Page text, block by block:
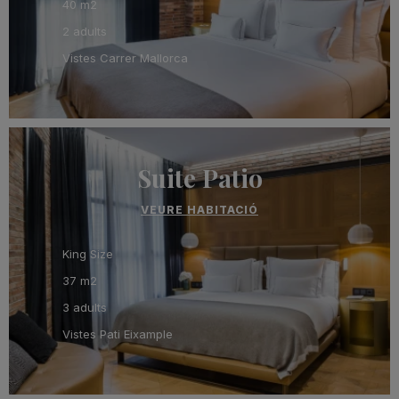
40 m2
2 adults
Vistes Carrer Mallorca
Suite Patio
VEURE HABITACIÓ
King Size
37 m2
3 adults
Vistes Pati Eixample